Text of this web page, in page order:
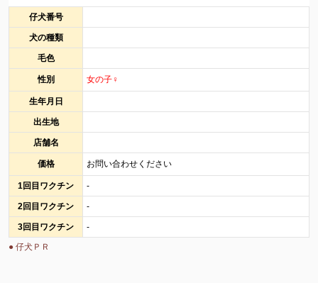
仔犬番号
犬の種類
毛色
性別 女の子♀
生年月日
出生地
店舗名
価格 お問い合わせください
1回目ワクチン -
2回目ワクチン -
3回目ワクチン
-
● 仔犬ＰＲ